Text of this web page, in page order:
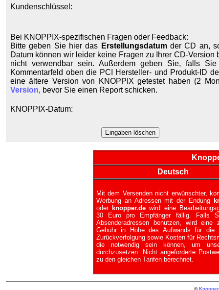
Kundenschlüssel:
Bei KNOPPIX-spezifischen Fragen oder Feedback:
Bitte geben Sie hier das Erstellungsdatumder CD an,
Datum können wir leider keine Fragen zu Ihrer CD-
nicht verwendbar sein. Außerdem geben Sie, falls
Kommentarfeld oben die PCI Hersteller- und Produkt-ID
eine ältere Version von KNOPPIX getestet haben (2
Version, bevor Sie einen Report schicken.
KNOPPIX-Datum:
Deutsch
Mit dem Versenden nicht erwünschter,
Werbung an Adressen mit der Endung
oder knopper.de wird eine
30 Euro pro Empfänger fällig. Falls
Absenderadressen benutzen, wird eine
Gebühr in Höhe des Aufwands für die
Zurückverfolgung sowie Kosten für
die notwendig sein können, um
durchzusetzen. Nicht angeforderte
zu den gleichen Tarifen berechnet.
©